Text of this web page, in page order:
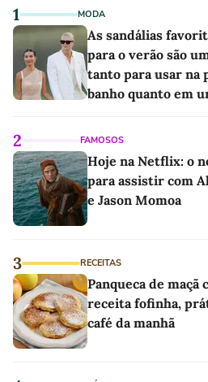
1 MODA
As sandálias
para o verão são
tanto para usar na
banho quanto em
2 FAMOSOS
Hoje na Netflix: o
para assistir com
e Jason Momoa
3 RECEITAS
Panqueca de maçã
receita fofinha,
café da manhã